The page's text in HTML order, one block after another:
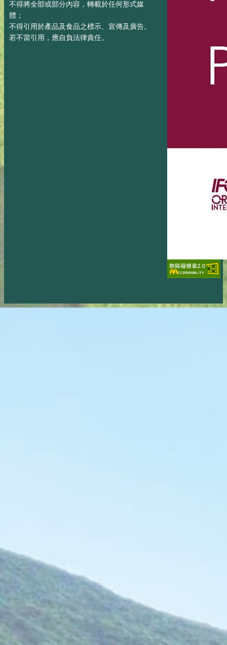
不得將全部或部分內容，轉載於任何形式媒
體；
不得引用於產品及食品之標示、宣傳及廣告。
若不當引用，應自負法律責任。